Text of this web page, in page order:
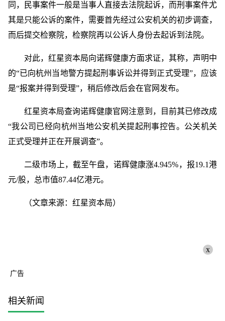
同，民事案件一般是当事人直接去法院起诉，而刑事案件尤
其是只能公诉的案件，需要首先经过公安机关的初步调查，
而后提交检察院，检察院再以公诉人身份去起诉到法院。
对此，红星资本局向诺辉健康方面求证，其称，声明中
的“已向杭州当地警方提起刑事诉讼并得到正式受理”，应该
是“报案并得到受理”，稍后修改后会在官网发布。
红星资本局查询诺辉健康官网注意到，目前其已修改成
“我公司已经向杭州当地公安机关提起刑事控告。公关机关
正式受理并正在开展调查”。
二级市场上，截至午盘，诺辉健康涨4.945%，报19.1港
元/股，总市值87.44亿港元。
（文章来源：红星资本局）
x
广告
相关新闻